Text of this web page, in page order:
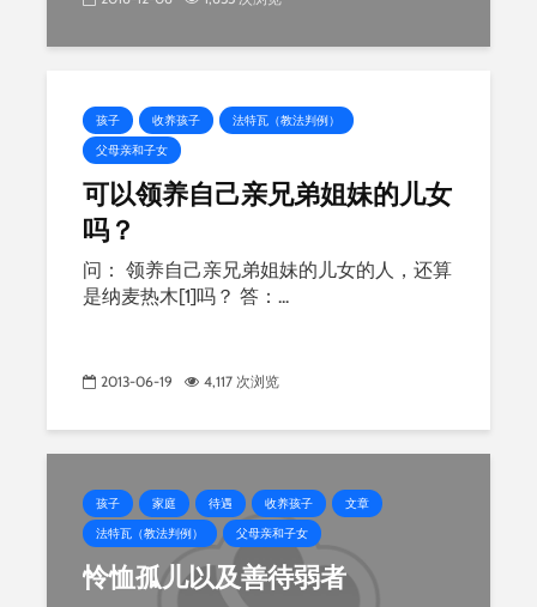
孩子 收养孩子
法特瓦（教法判例）
父母亲和子女
可以领养自己亲兄弟姐妹的儿女
吗？
问： 领养自己亲兄弟姐妹的儿女的人，还算
是纳麦热木[1]吗？ 答：...
2013-06-19 4,117 次浏览
孩子 家庭 待遇 收养孩子
文章
法特瓦（教法判例）
父母亲和子女
怜恤孤儿以及善待弱者